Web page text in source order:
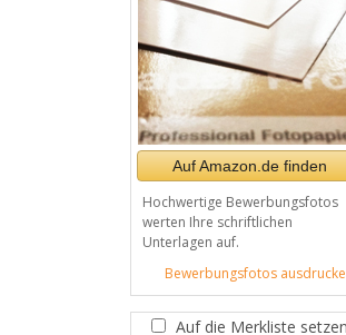
Auf Amazon.de finden
Hochwertige Bewerbungsfotos
werten Ihre schriftlichen
Unterlagen auf.
Bewerbungsfotos
Auf die Merkliste setzen